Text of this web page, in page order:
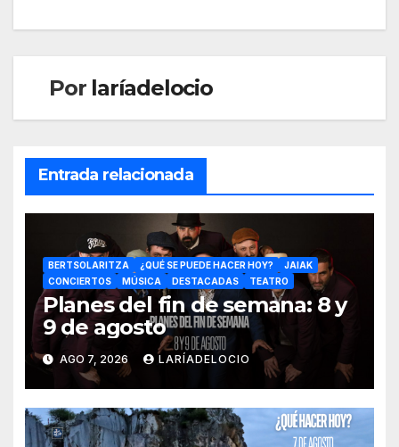
Por laríadelocio
Entrada relacionada
BERTSOLARITZA ¿QUÉ SE PUEDE HACER HOY?
JAIAK
CONCIERTOS
MÚSICA DESTACADAS TEATRO
Planes del fin de semana: 8 y
9 de agosto
AGO 7, 2026 LARÍADELOCIO